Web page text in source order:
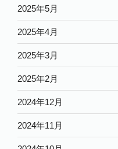
2025年5月
2025年4月
2025年3月
2025年2月
2024年12月
2024年11月